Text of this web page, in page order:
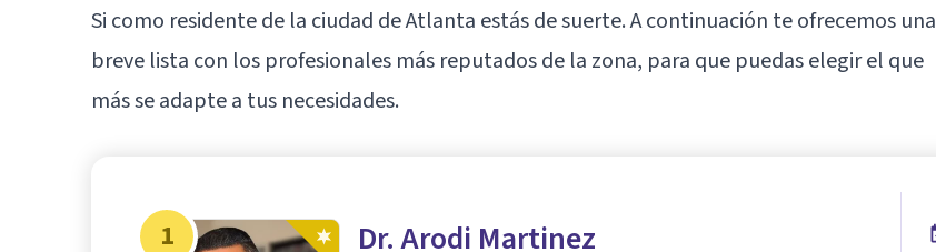
Si como residente de la ciudad deAtlanta estás de suerte. A continuación te ofrecemos una
breve lista con los profesionales más reputados de la zona, para que puedas elegir el que
más se adapte a tus necesidades.
1 Dr. Arodi Martinez